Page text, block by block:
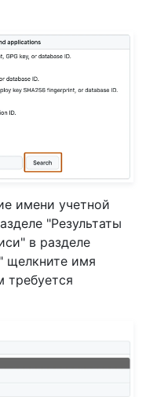
имени учетной
"Результаты
в разделе
щелкните имя
требуется